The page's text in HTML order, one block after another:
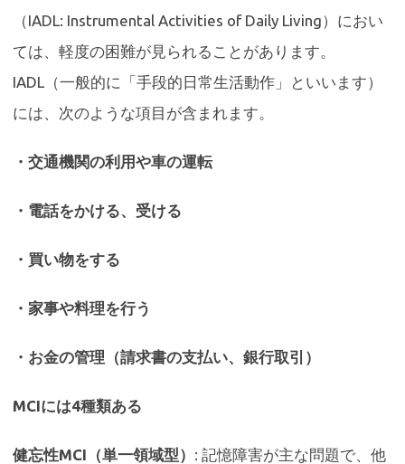
（IADL: Instrumental Activities of Daily Living）におい
ては、軽度の困難が見られることがあります。
IADL（一般的に「手段的日常生活動作」といいます）
には、次のような項目が含まれます。
・交通機関の利用や車の運転
・電話をかける、受ける
・買い物をする
・家事や料理を行う
・お金の管理（請求書の支払い、銀行取引）
MCIには4種類ある
健忘性MCI（単一領域型） : 記憶障害が主な問題で、他